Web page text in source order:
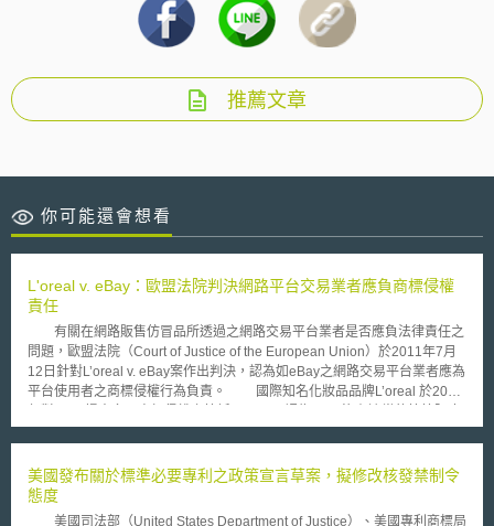
推薦文章
你可能還會想看
L'oreal v. eBay：歐盟法院判決網路平台交易業者應負商標侵權
責任
有關在網路販售仿冒品所透過之網路交易平台業者是否應負法律責任之
問題，歐盟法院（Court of Justice of the European Union）於2011年7月
12日針對L’oreal v. eBay案作出判決，認為如eBay之網路交易平台業者應為
平台使用者之商標侵權行為負責。 國際知名化妝品品牌L’oreal 於2007
其交易平台使用者之商標侵權行為，其包括在交易平台上販售仿冒品及非賣
及購買網路關鍵字廣告協助交易平台使用者找到仿冒L’oreal品牌之商品，但
eBay認為其適用歐盟電子商務指令（EU E-Commerce Directive）下之有
關網路服務業者之免責條款。 歐盟法院之判決認為，網路交易平台業
美國發布關於標準必要專利之政策宣言草案，擬修改核發禁制令
態度
美國司法部（United States Department of Justice）、美國專利商標局